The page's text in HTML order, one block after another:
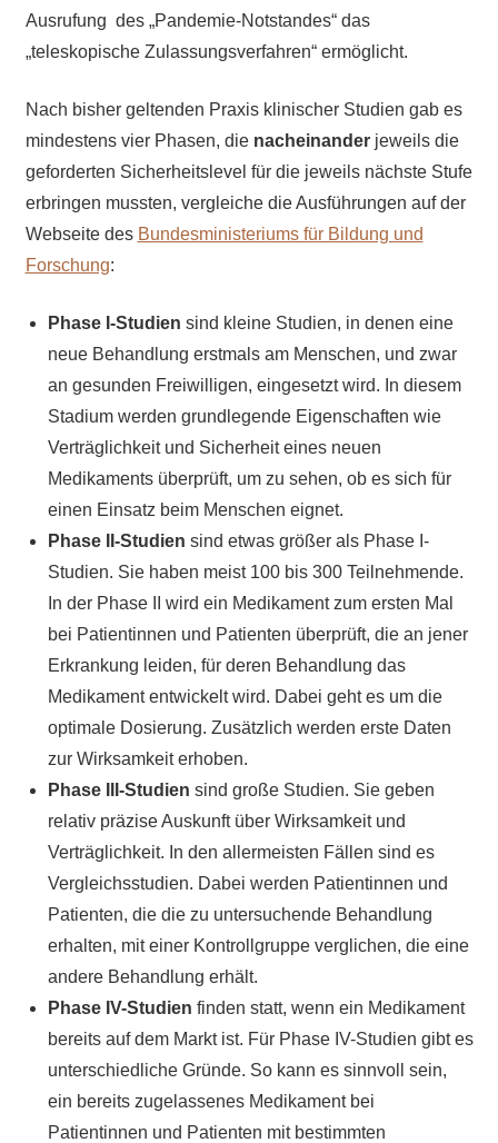
Ausrufung des „Pandemie-Notstandes“ das
„teleskopische Zulassungsverfahren“ ermöglicht.
Nach bisher geltenden Praxis klinischer Studien gab es
mindestens vier Phasen, die nacheinanderjeweils die
geforderten Sicherheitslevel für die jeweils nächste Stufe
erbringen mussten, vergleiche die Ausführungen auf der
Webseite des Bundesministeriums für Bildung und
Forschung:
Phase I-Studien sind kleine Studien, in denen eine
neue Behandlung erstmals am Menschen, und zwar
an gesunden Freiwilligen, eingesetzt wird. In diesem
Stadium werden grundlegende Eigenschaften wie
Verträglichkeit und Sicherheit eines neuen
Medikaments überprüft, um zu sehen, ob es sich für
einen Einsatz beim Menschen eignet.
Phase II-Studien sind etwas größer als Phase I-
Studien. Sie haben meist 100 bis 300 Teilnehmende.
In der Phase II wird ein Medikament zum ersten Mal
bei Patientinnen und Patienten überprüft, die an jener
Erkrankung leiden, für deren Behandlung das
Medikament entwickelt wird. Dabei geht es um die
optimale Dosierung. Zusätzlich werden erste Daten
zur Wirksamkeit erhoben.
Phase III-Studien sind große Studien. Sie geben
relativ präzise Auskunft über Wirksamkeit und
Verträglichkeit. In den allermeisten Fällen sind es
Vergleichsstudien. Dabei werden Patientinnen und
Patienten, die die zu untersuchende Behandlung
erhalten, mit einer Kontrollgruppe verglichen, die eine
andere Behandlung erhält.
Phase IV-Studien finden statt, wenn ein Medikament
bereits auf dem Markt ist. Für Phase IV-Studien gibt es
unterschiedliche Gründe. So kann es sinnvoll sein,
ein bereits zugelassenes Medikament bei
Patientinnen und Patienten mit bestimmten